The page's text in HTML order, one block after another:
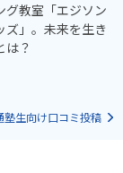
グ教室「エジソン
ズ」。未来を生き
？
塾生向け口コミ投稿